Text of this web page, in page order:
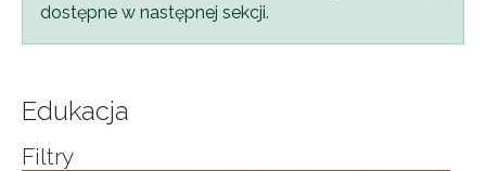
dostępne w następnej sekcji.
Edukacja
Filtry